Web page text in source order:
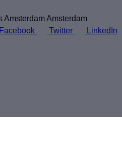
Amsterdam
Facebook Twitter LinkedIn